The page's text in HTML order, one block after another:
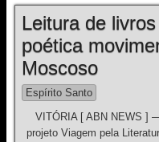
Leitura de
poética
Moscoso
Espírito Santo
VITÓRIA [ ABN NEWS ]
projeto Viagem pela